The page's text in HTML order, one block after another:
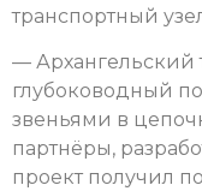
транспортный
— Архангельский
глубоководный
звеньями в
партнёры,
проект получил